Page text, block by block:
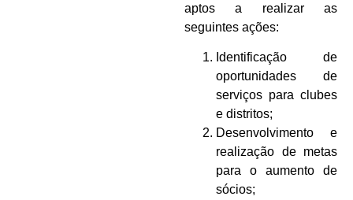
aptos a realizar as
seguintes ações:
Identificação de
oportunidades de
serviços para clubes
e distritos;
Desenvolvimento e
realização de metas
para o aumento de
sócios;